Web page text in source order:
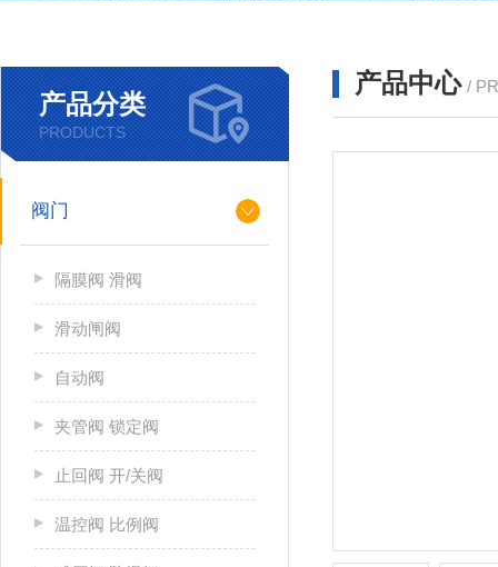
产品分类
PRODUCTS
阀门
隔膜阀 滑阀
滑动闸阀
自动阀
夹管阀 锁定阀
止回阀 开/关阀
温控阀 比例阀
产品中心 /